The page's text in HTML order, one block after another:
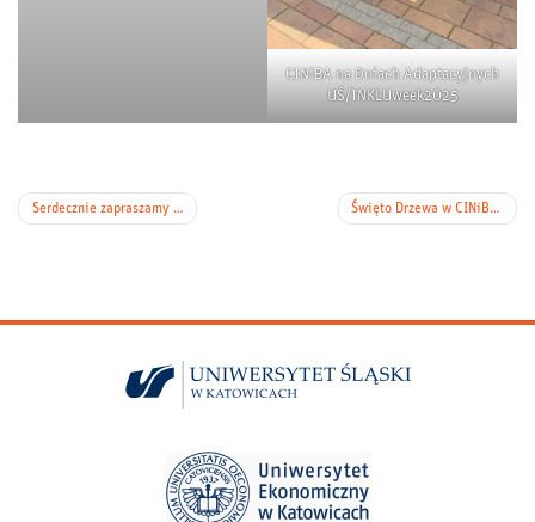
CINiBA na Dniach Adaptacyjnych
UŚ/INKLUweek2025
Nawigacja
Serdecznie zapraszamy do Akwarium (w nowej odsłonie)! Święto Drzewa w CINiB-ie. Szumiące Opowieści (15 października 2025 r.)!